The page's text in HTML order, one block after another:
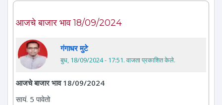
आजचे बाजार भाव 18/09/2024
गंगाधर मुटे
बुध, 18/09/2024 - 17:51. वाजता प्रकाशित केले.
आजचे बाजार भाव 18/09/2024
सायं. 5 पावेतो